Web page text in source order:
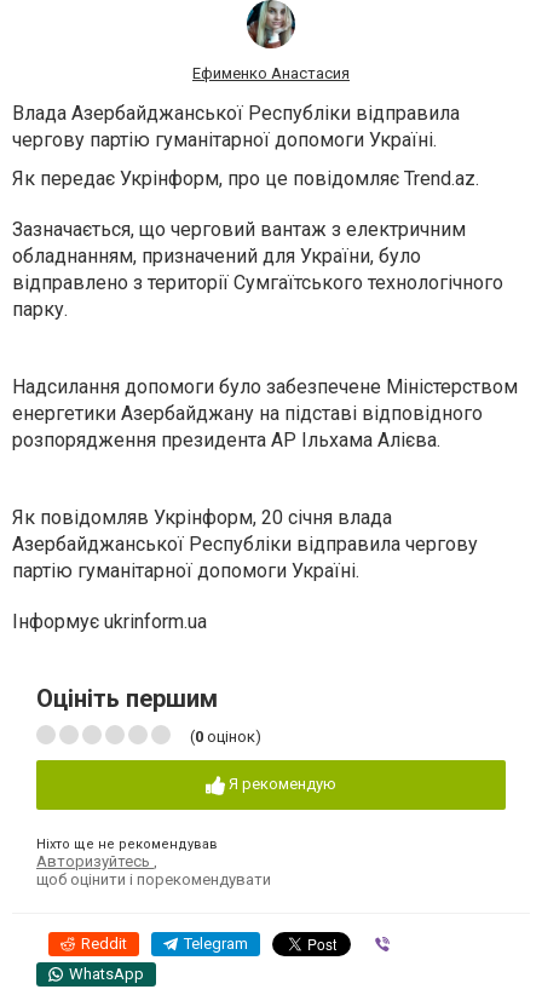
Ефименко Анастасия
Влада Азербайджанської Республіки відправила
чергову партію гуманітарної допомоги Україні.
Як передає Укрінформ, про це повідомляє Trend.az.
Зазначається, що черговий вантаж з електричним
обладнанням, призначений для України, було
відправлено з території Сумгаїтського технологічного
парку.
Надсилання допомоги було забезпечене Міністерством
енергетики Азербайджану на підставі відповідного
розпорядження президента АР Ільхама Алієва.
Як повідомляв Укрінформ, 20 січня влада
Азербайджанської Республіки відправила чергову
партію гуманітарної допомоги Україні.
Інформує ukrinform.ua
Оцініть першим
(0 оцінок)
Я рекомендую
Ніхто ще не рекомендував
Авторизуйтесь ,
щоб оцінити і порекомендувати
Reddit Telegram
WhatsApp